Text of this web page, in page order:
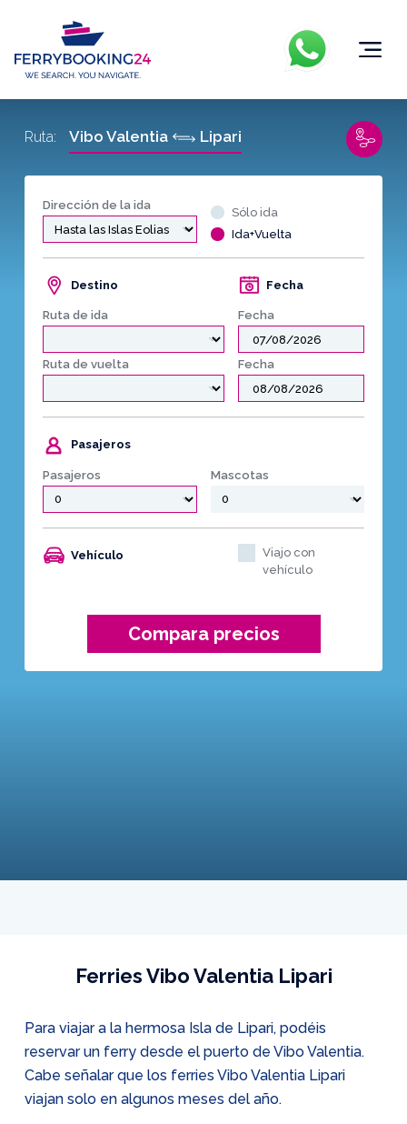
Dirección de la ida
Sólo ida
Ida+Vuelta
Destino
Ruta de ida
Fecha
Fecha
Ruta de vuelta Fecha
Pasajeros
Pasajeros Mascotas
Vehículo
Viajo con
vehículo
Compara precios
Ruta: Vibo Valentia Lipari
Ferries Vibo Valentia Lipari
Para viajar a la hermosa Isla de Lipari, podéis
reservar un ferry desde el puerto de Vibo Valentia.
Cabe señalar que los ferries Vibo Valentia Lipari
viajan solo en algunos meses del año.